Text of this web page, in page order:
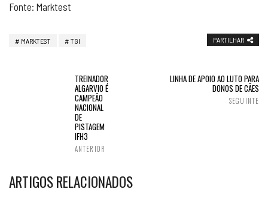
Fonte: Marktest
MARKTEST TGI PARTILHAR
TREINADOR
ALGARVIO É
CAMPEÃO
NACIONAL
DE
PISTAGEM
IFH3
ANTERIOR
LINHA DE APOIO AO LUTO PARA
DONOS DE CÃES
SEGUINTE
ARTIGOS RELACIONADOS